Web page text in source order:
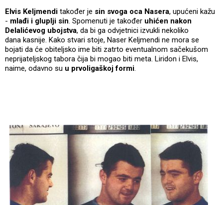
Elvis Keljmendi također je sin svoga oca Nasera, upućeni kažu
- mlađi i gluplji sin. Spomenuti je također uhićen nakon
Delalićevog ubojstva, da bi ga odvjetnici izvukli nekoliko
dana kasnije. Kako stvari stoje, Naser Keljmendi ne mora se
bojati da će obiteljsko ime biti zatrto eventualnom sačekušom
neprijateljskog tabora čija bi mogao biti meta. Liridon i Elvis,
naime, odavno su u prvoligaškoj formi.